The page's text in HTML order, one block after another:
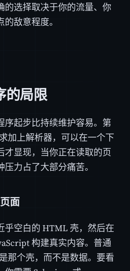
的选择取决于你的流量、你
敌意程度。
的局限
序起步比持续维护容易。第
加上解析器，可以在一个下
才显现，当你正在读取的页
力占了大部分痛苦。
面
乎空白的 HTML 壳，然后在
构建真实内容。普通
那个壳，而不是数据。要看